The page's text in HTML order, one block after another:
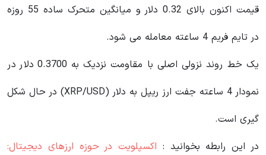
قیمت اکنون بالای 0.32 دلار و میانگین متحرک ساده 55 روزه
در تایم فریم 4 ساعته معامله می شود.
یک خط روند نزولی اصلی با مقاومت نزدیک به 0.3700 دلار در
نمودار 4 ساعته جفت ارز ریپل به دلار (XRP/USD) در حال شکل
گیری است.
در این رابطه بخوانید‌ : اکسپلویت در حوزه ارزهای دیجیتال: